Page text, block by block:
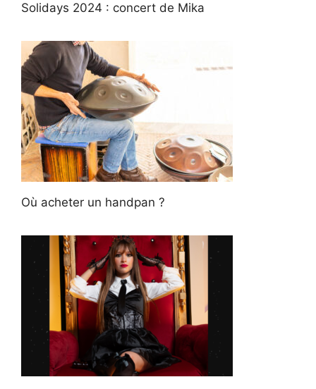
Solidays 2024 : concert de Mika
Où acheter un handpan ?